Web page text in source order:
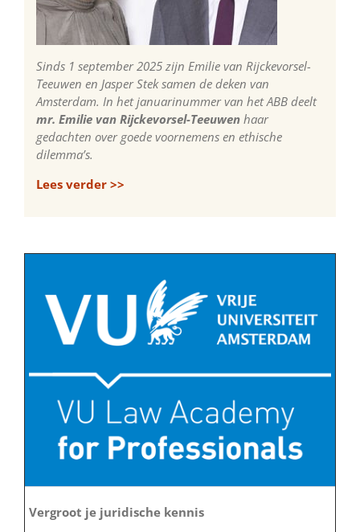
Sinds 1 september 2025 zijn Emilie van Rijckevorsel-
Teeuwen en Jasper Stek samen de deken van
Amsterdam. In het januarinummer van het ABB deelt
mr. Emilie van Rijckevorsel-Teeuwen haar
gedachten over goede voornemens en ethische
dilemma’s.
Lees verder >>
Vergroot je juridische kennis